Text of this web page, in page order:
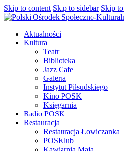
Skip to content Skip to sidebar Skip
Aktualności
Kultura
Teatr
Biblioteka
Jazz Cafe
Galeria
Instytut Piłsudskiego
Kino POSK
Księgarnia
Radio POSK
Restauracja
Restauracja Łowiczanka
POSKlub
Kawiarnia Maja